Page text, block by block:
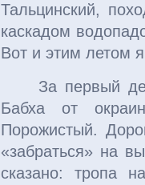
Тальцинский,
каскадом
Вот и этим летом
За первый
Бабха от
Порожистый.
«забраться» на
сказано: тропа